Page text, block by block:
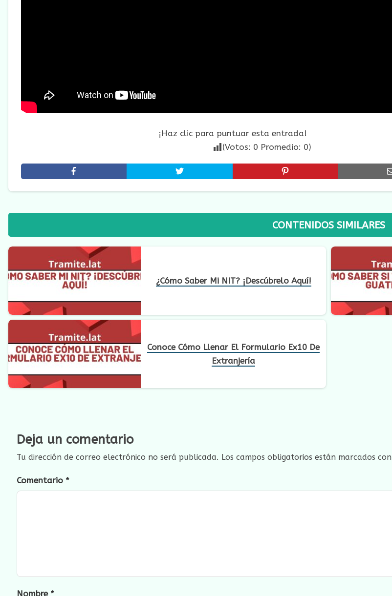
¡Haz clic para puntuar esta entrada!
(Votos: 0 Promedio: 0)
CONTENIDOS SIMILARES
¿Cómo Saber Mi NIT? ¡Descúbrelo Aquí!
Conoce Cómo Llenar El Formulario Ex10 De
Extranjería
Deja un comentario
Tu dirección de correo electrónico no será publicada. Los campos obligatorios están marcados con
Comentario *
Nombre *